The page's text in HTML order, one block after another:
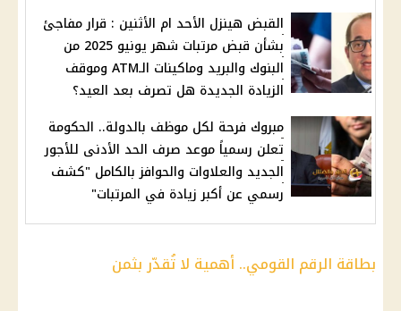
القبض هينزل الأحد ام الأثنين : قرار مفاجئ
بشأن قبض مرتبات شهر يونيو 2025 من
البنوك والبريد وماكينات الـATM وموقف
الزيادة الجديدة هل تصرف بعد العيد؟
مبروك فرحة لكل موظف بالدولة.. الحكومة
تعلن رسمياً موعد صرف الحد الأدنى للأجور
الجديد والعلاوات والحوافز بالكامل "كشف
رسمي عن أكبر زيادة في المرتبات"
بطاقة الرقم القومي.. أهمية لا تُقدّر بثمن